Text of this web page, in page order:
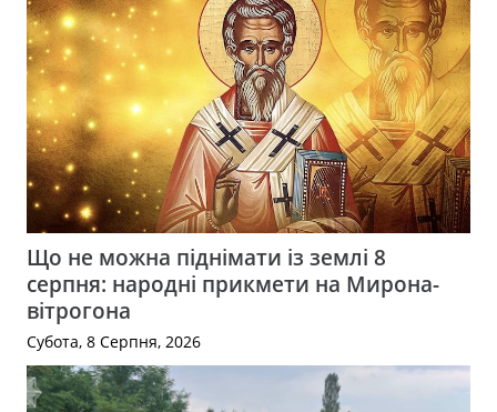
Що не можна піднімати із землі 8
серпня: народні прикмети на Мирона-
вітрогона
Субота, 8 Серпня, 2026